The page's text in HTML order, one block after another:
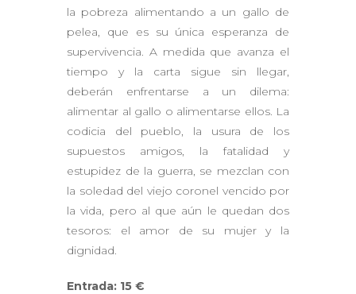
la pobreza alimentando a un gallo de
pelea, que es su única esperanza de
supervivencia. A medida que avanza el
tiempo y la carta sigue sin llegar,
deberán enfrentarse a un dilema:
alimentar al gallo o alimentarse ellos. La
codicia del pueblo, la usura de los
supuestos amigos, la fatalidad y
estupidez de la guerra, se mezclan con
la soledad del viejo coronel vencido por
la vida, pero al que aún le quedan dos
tesoros: el amor de su mujer y la
dignidad.
Entrada: 15 €